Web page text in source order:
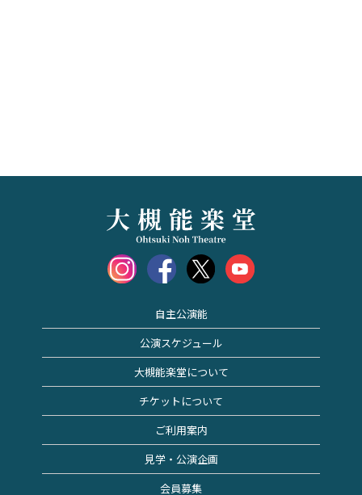
自主公演能
公演スケジュール
大槻能楽堂について
チケットについて
ご利用案内
見学・公演企画
会員募集